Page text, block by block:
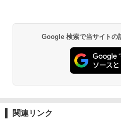
Google 検索で当サイトの
関連リンク